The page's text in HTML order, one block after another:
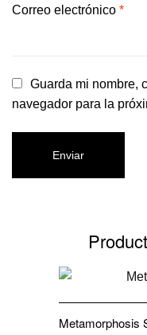
Correo electrónico *
Guarda mi nombre,
navegador para la
Metamorphosis